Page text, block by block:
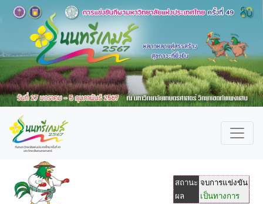
สถานะ จบการแข่งขัน
ผล
เป็นทางการ